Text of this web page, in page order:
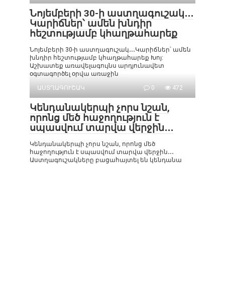
Նոյեմբերի 30-ի աստղագուշակ․․․
Կարիճներ՝ ամեն խնդիր
հեշտությամբ կհաղթահարեք
Նոյեմբերի 30-ի աստղագուշակ․․․Կարիճներ՝ ամեն
խնդիր հեշտությամբ կհաղթահարեք Խոյ:
Աշխատեք առավելագույնս արդյունավետ
օգտագործել օրվա առաջին
ԱՍՏՂԱԳՈՒՇԱԿ
0 472
Կենդանակերպի չորս նշան,
որոնց մեծ հաջողություն է
սպասվում տարվա վերջին․․․
Կենդանակերպի չորս նշան, որոնց մեծ
հաջողություն է սպասվում տարվա վերջին․․․
Աստղագուշակները բացահայտել են կենդանա